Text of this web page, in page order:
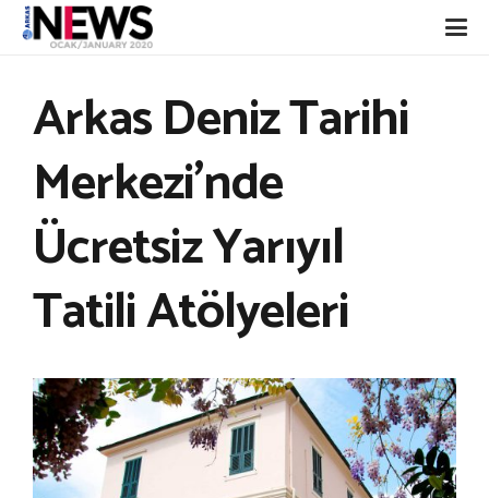
Arkas Deniz Tarihi
Merkezi’nde
Ücretsiz Yarıyıl
Tatili Atölyeleri